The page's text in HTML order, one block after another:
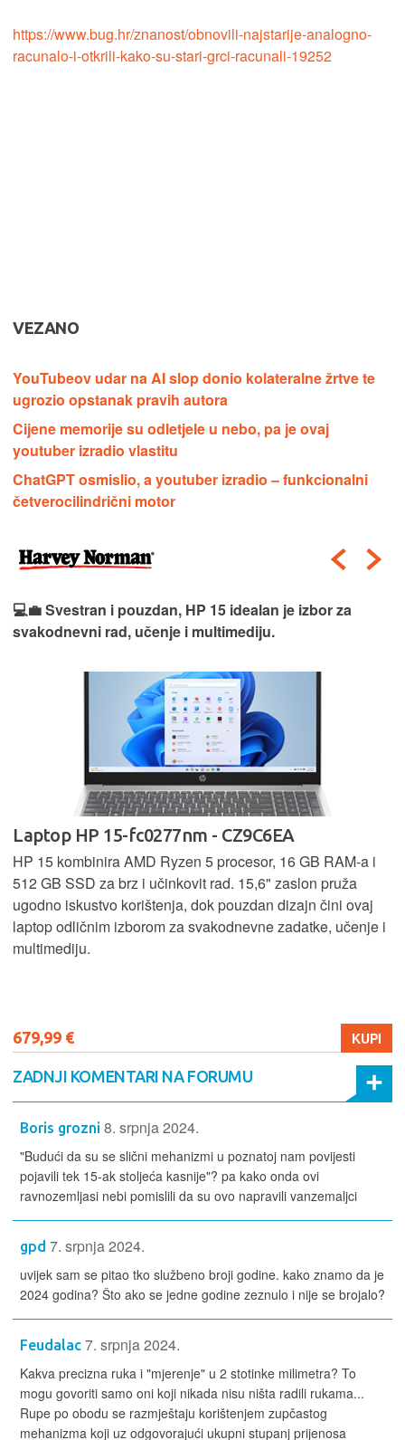
https://www.bug.hr/znanost/obnovili-najstarije-analogno-
racunalo-i-otkrili-kako-su-stari-grci-racunali-19252
VEZANO
YouTubeov udar na AI slop donio kolateralne žrtve te
ugrozio opstanak pravih autora
Cijene memorije su odletjele u nebo, pa je ovaj
youtuber izradio vlastitu
ChatGPT osmislio, a youtuber izradio – funkcionalni
četverocilindrični motor
💻💼 Svestran i pouzdan, HP 15 idealan je izbor za
svakodnevni rad, učenje i multimediju.
Laptop HP 15-fc0277nm - CZ9C6EA
HP 15 kombinira AMD Ryzen 5 procesor, 16 GB RAM-a i
512 GB SSD za brz i učinkovit rad. 15,6" zaslon pruža
ugodno iskustvo korištenja, dok pouzdan dizajn čini ovaj
laptop odličnim izborom za svakodnevne zadatke, učenje i
multimediju.
679,99 € KUPI
ZADNJI KOMENTARI NA FORUMU
Boris grozni 8. srpnja 2024.
"Budući da su se slični mehanizmi u poznatoj nam povijesti
pojavili tek 15-ak stoljeća kasnije"? pa kako onda ovi
ravnozemljasi nebi pomislili da su ovo napravili vanzemaljci
gpd 7. srpnja 2024.
uvijek sam se pitao tko službeno broji godine. kako znamo da je
2024 godina? Što ako se jedne godine zeznulo i nije se brojalo?
Feudalac 7. srpnja 2024.
Kakva precizna ruka i "mjerenje" u 2 stotinke milimetra? To
mogu govoriti samo oni koji nikada nisu ništa radili rukama...
Rupe po obodu se razmještaju korištenjem zupčastog
mehanizma koji uz odgovorajući ukupni stupanj prijenosa